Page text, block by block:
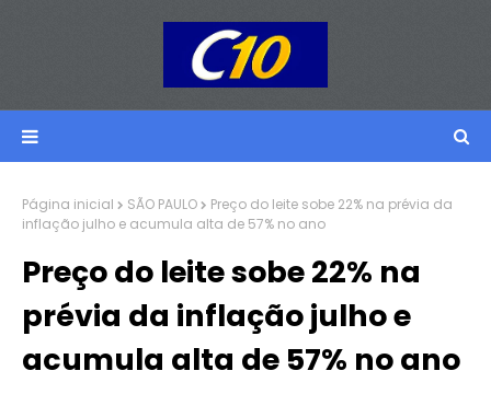
Página inicial SÃO PAULO
Preço do leite sobe 22% na prévia da
inflação julho e acumula alta de 57% no ano
Preço do leite sobe 22% na
prévia da inflação julho e
acumula alta de 57% no ano